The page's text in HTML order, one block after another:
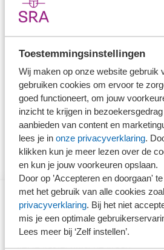
Toestemmingsinstellingen
Wij maken op onze website gebruik
gebruiken cookies om ervoor te
goed functioneert, om jouw
inzicht te krijgen in
aanbieden van content en
lees je in onze privacyverklaring.
klikken kun je meer lezen over de
en kun je jouw voorkeuren opslaan.
Door op ’Accepteren en doorgaan'
met het gebruik van alle cookies
privacyverklaring. Bij het niet
mis je een optimale
Lees meer bij ‘Zelf instellen’.
handhavingsmoratorium, het
wetsvoorstel zelfstandigenwet en
met een checklist met
zijn bij de beoordeling van een
Naar de praktijkhandreiking
Direct naar
Stel je vaktechnische vraag